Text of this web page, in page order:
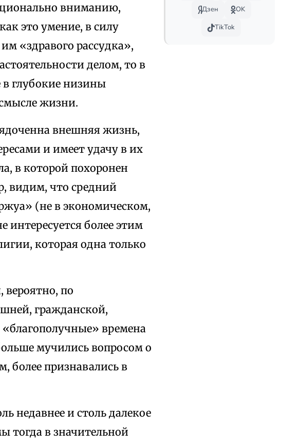
вниманию,
это умение, в силу
«здравого рассудка»,
делом, то в
в глубокие низины
жизни.
внешняя жизнь,
и имеет удачу в их
в которой похоронен
видим, что средний
(не в экономическом,
интересуется более этим
которая одна только
вероятно, по
гражданской,
времена
мучились вопросом о
более признавались в
недавнее и столь далекое
тогда в значительной
Дзен
OK
TikTok